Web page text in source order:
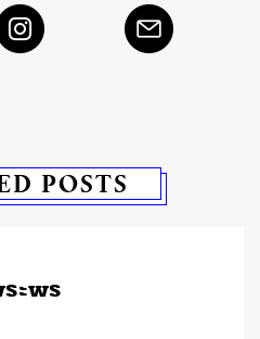
POSTS
ะพร